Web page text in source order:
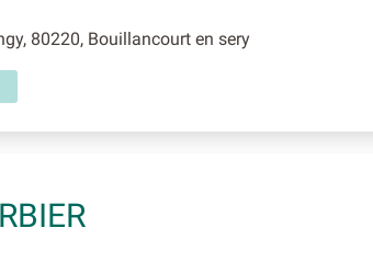
80220, Bouillancourt en sery